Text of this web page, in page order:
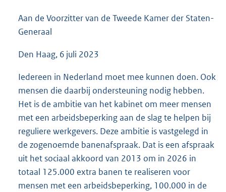
b
Aan de Voorzitter van de Tweede Kamer der Staten-
Generaal
Den Haag, 6 juli 2023
Iedereen in Nederland moet mee kunnen doen. Ook
mensen die daarbij ondersteuning nodig hebben.
Het is de ambitie van het kabinet om meer mensen
met een arbeidsbeperking aan de slag te helpen bij
reguliere werkgevers. Deze ambitie is vastgelegd in
de zogenoemde banenafspraak. Dat is een afspraak
uit het sociaal akkoord van 2013 om in 2026 in
totaal 125.000 extra banen te realiseren voor
mensen met een arbeidsbeperking, 100.000 in de